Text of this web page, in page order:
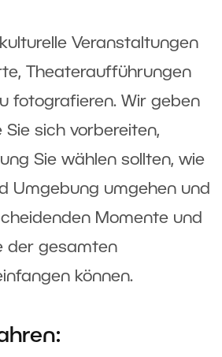
Veranstaltungen
Theateraufführungen
fotografieren. Wir geben
Sie sich vorbereiten,
Sie wählen sollten, wie
Umgebung umgehen und
Momente und
der gesamten
können.